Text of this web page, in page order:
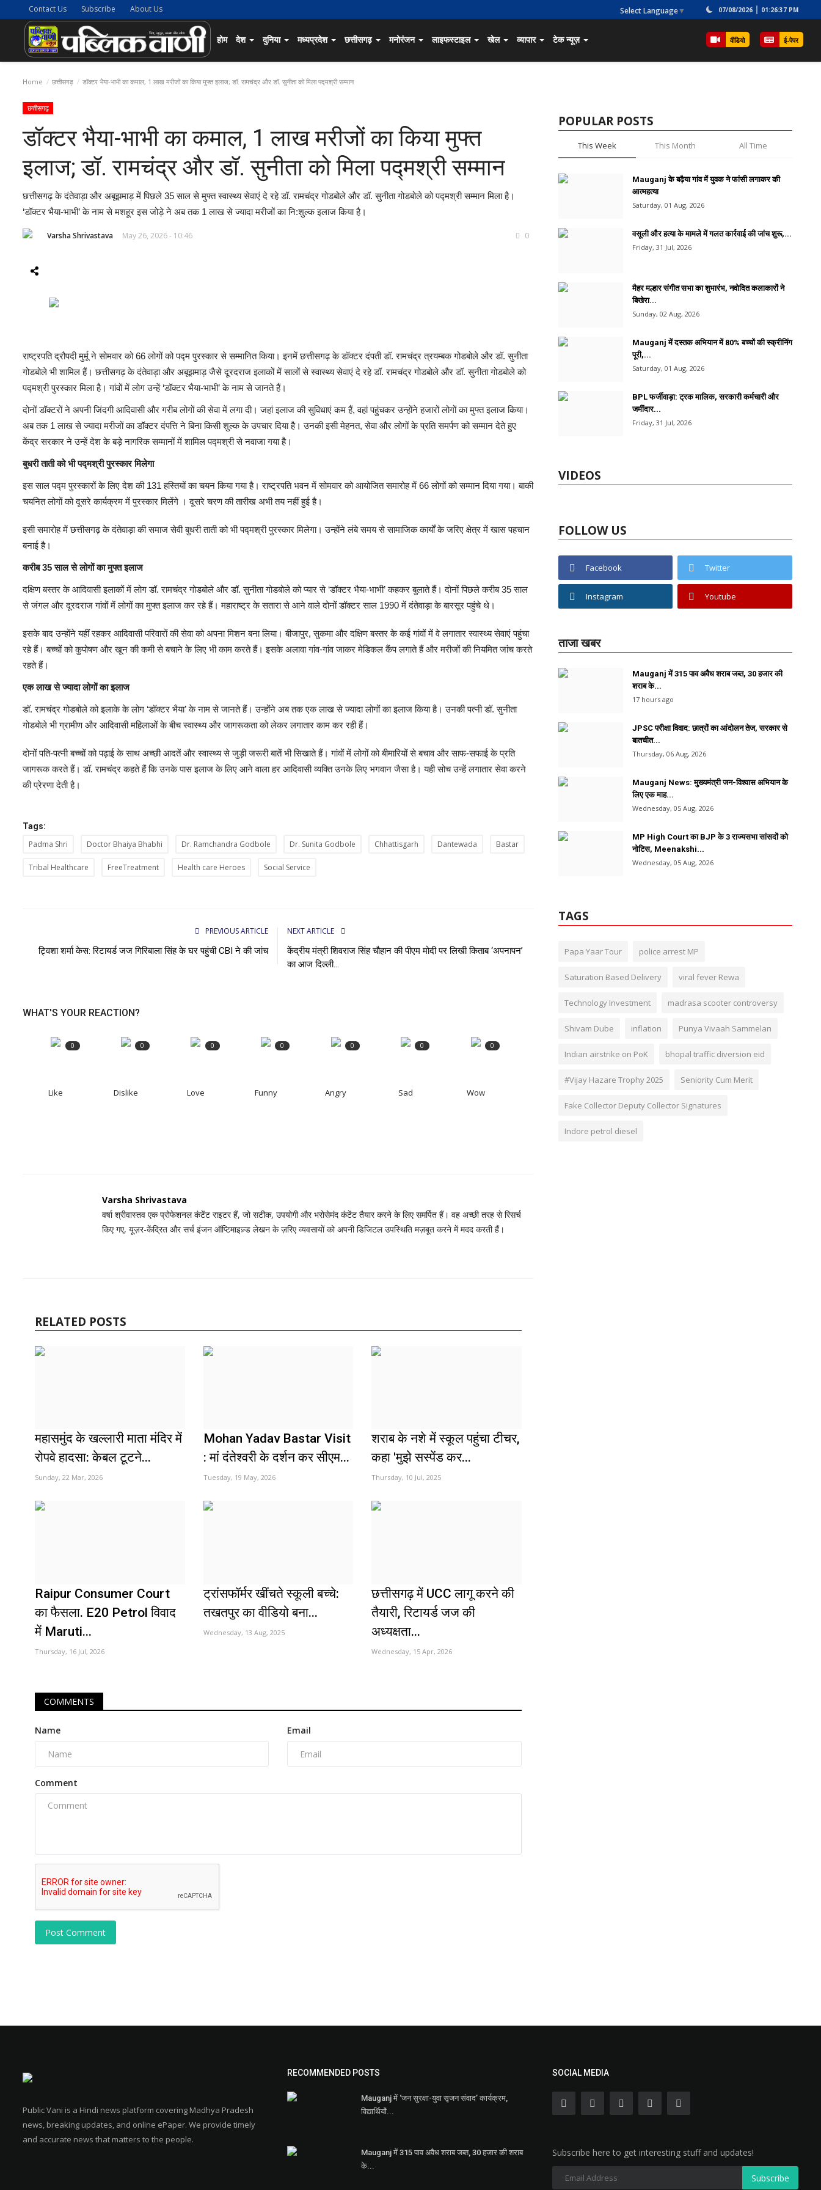
Contact Us Subscribe About Us Select Language▼ 07/08/2026 01:26:37 PM
होम देश दुनिया मध्यप्रदेश छत्तीसगढ़ मनोरंजन लाइफस्टाइल खेल व्यापार टेक न्यूज़ वीडियो ई-पेपर
Home छत्तीसगढ़ डॉक्टर भैया-भाभी का कमाल, 1 लाख मरीजों का किया मुफ्त इलाज; डॉ. रामचंद्र और डॉ. सुनीता को मिला पद्मश्री सम्मान
छत्तीसगढ़
डॉक्टर भैया-भाभी का कमाल, 1 लाख मरीजों का किया मुफ्त
इलाज; डॉ. रामचंद्र और डॉ. सुनीता को मिला पद्मश्री सम्मान
छत्तीसगढ़ के दंतेवाड़ा और अबूझमाड़ में पिछले 35 साल से मुफ्त स्वास्थ्य सेवाएं दे रहे डॉ. रामचंद्र गोडबोले और डॉ. सुनीता गोडबोले को पद्मश्री सम्मान मिला है।
‘डॉक्टर भैया-भाभी’ के नाम से मशहूर इस जोड़े ने अब तक 1 लाख से ज्यादा मरीजों का नि:शुल्क इलाज किया है।
Varsha Shrivastava May 26, 2026 - 10:46 0
राष्ट्रपति द्रौपदी मुर्मू ने सोमवार को 66 लोगों को पद्म पुरस्कार से सम्मानित किया। इनमें छत्तीसगढ़ के डॉक्टर दंपती डॉ. रामचंद्र त्रयम्बक गोडबोले और डॉ. सुनीता
गोडबोले भी शामिल हैं। छत्तीसगढ़ के दंतेवाड़ा और अबूझमाड़ जैसे दूरदराज इलाकों में सालों से स्वास्थ्य सेवाएं दे रहे डॉ. रामचंद्र गोडबोले और डॉ. सुनीता गोडबोले को
पद्मश्री पुरस्कार मिला है। गांवों में लोग उन्हें ‘डॉक्टर भैया-भाभी’ के नाम से जानते हैं।
दोनों डॉक्टरों ने अपनी जिंदगी आदिवासी और गरीब लोगों की सेवा में लगा दी। जहां इलाज की सुविधाएं कम हैं, वहां पहुंचकर उन्होंने हजारों लोगों का मुफ्त इलाज किया।
अब तक 1 लाख से ज्यादा मरीजों का डॉक्टर दंपत्ति ने बिना किसी शुल्क के उपचार दिया है। उनकी इसी मेहनत, सेवा और लोगों के प्रति समर्पण को सम्मान देते हुए
केंद्र सरकार ने उन्हें देश के बड़े नागरिक सम्मानों में शामिल पद्मश्री से नवाजा गया है।
बुधरी ताती को भी पद्मश्री पुरस्कार मिलेगा
इस साल पद्म पुरस्कारों के लिए देश की 131 हस्तियों का चयन किया गया है। राष्ट्रपति भवन में सोमवार को आयोजित समारोह में 66 लोगों को सम्मान दिया गया। बाकी
चयनित लोगों को दूसरे कार्यक्रम में पुरस्कार मिलेंगे । दूसरे चरण की तारीख अभी तय नहीं हुई है।
इसी समारोह में छत्तीसगढ़ के दंतेवाड़ा की समाज सेवी बुधरी ताती को भी पद्मश्री पुरस्कार मिलेगा। उन्होंने लंबे समय से सामाजिक कार्यों के जरिए क्षेत्र में खास पहचान
बनाई है।
करीब35साल से लोगों का मुफ्त इलाज
दक्षिण बस्तर के आदिवासी इलाकों में लोग डॉ. रामचंद्र गोडबोले और डॉ. सुनीता गोडबोले को प्यार से ‘डॉक्टर भैया-भाभी’ कहकर बुलाते हैं। दोनों पिछले करीब 35 साल
से जंगल और दूरदराज गांवों में लोगों का मुफ्त इलाज कर रहे हैं। महाराष्ट्र के सतारा से आने वाले दोनों डॉक्टर साल 1990 में दंतेवाड़ा के बारसूर पहुंचे थे।
इसके बाद उन्होंने यहीं रहकर आदिवासी परिवारों की सेवा को अपना मिशन बना लिया। बीजापुर, सुकमा और दक्षिण बस्तर के कई गांवों में वे लगातार स्वास्थ्य सेवाएं पहुंचा
रहे हैं। बच्चों को कुपोषण और खून की कमी से बचाने के लिए भी काम करते हैं। इसके अलावा गांव-गांव जाकर मेडिकल कैंप लगाते हैं और मरीजों की नियमित जांच करते
रहते हैं।
एक लाख से ज्यादा लोगों का इलाज
डॉ. रामचंद्र गोडबोले को इलाके के लोग ‘डॉक्टर भैया’ के नाम से जानते हैं। उन्होंने अब तक एक लाख से ज्यादा लोगों का इलाज किया है। उनकी पत्नी डॉ. सुनीता
गोडबोले भी ग्रामीण और आदिवासी महिलाओं के बीच स्वास्थ्य और जागरूकता को लेकर लगातार काम कर रही हैं।
दोनों पति-पत्नी बच्चों को पढ़ाई के साथ अच्छी आदतें और स्वास्थ्य से जुड़ी जरूरी बातें भी सिखाते हैं। गांवों में लोगों को बीमारियों से बचाव और साफ-सफाई के प्रति
जागरूक करते हैं। डॉ. रामचंद्र कहते हैं कि उनके पास इलाज के लिए आने वाला हर आदिवासी व्यक्ति उनके लिए भगवान जैसा है। यही सोच उन्हें लगातार सेवा करने
की प्रेरणा देती है।
Tags:
Padma Shri Doctor Bhaiya Bhabhi Dr. Ramchandra Godbole Dr. Sunita Godbole Chhattisgarh Dantewada Bastar
Tribal Healthcare FreeTreatment Health care Heroes Social Service
PREVIOUS ARTICLE
ट्विशा शर्मा केस: रिटायर्ड जज गिरिबाला सिंह के घर पहुंची CBI ने की जांच
NEXT ARTICLE
केंद्रीय मंत्री शिवराज सिंह चौहान की पीएम मोदी पर लिखी किताब ‘अपनापन’
का आज दिल्ली...
WHAT'S YOUR REACTION?
0
Like
0
Dislike
0
Love
0
Funny
0
Angry
0
Sad
0
Wow
Varsha Shrivastava
वर्षा श्रीवास्तव एक प्रोफेशनल कंटेंट राइटर हैं, जो सटीक, उपयोगी और भरोसेमंद कंटेंट तैयार करने के लिए समर्पित हैं। वह अच्छी तरह से रिसर्च
किए गए, यूज़र-केंद्रित और सर्च इंजन ऑप्टिमाइज़्ड लेखन के ज़रिए व्यवसायों को अपनी डिजिटल उपस्थिति मज़बूत करने में मदद करती हैं।
RELATED POSTS
महासमुंद के खल्लारी माता मंदिर में
रोपवे हादसा: केबल टूटने...
Sunday, 22 Mar, 2026
Mohan Yadav Bastar Visit
: मां दंतेश्वरी के दर्शन कर सीएम...
Tuesday, 19 May, 2026
शराब के नशे में स्कूल पहुंचा टीचर,
कहा 'मुझे सस्पेंड कर...
Thursday, 10 Jul, 2025
Raipur Consumer Court
का फैसला. E20 Petrol विवाद
में Maruti...
Thursday, 16 Jul, 2026
ट्रांसफॉर्मर खींचते स्कूली बच्चे:
तखतपुर का वीडियो बना...
Wednesday, 13 Aug, 2025
छत्तीसगढ़ में UCC लागू करने की
तैयारी, रिटायर्ड जज की
अध्यक्षता...
Wednesday, 15 Apr, 2026
COMMENTS
Name Email
Comment
Post Comment
POPULAR POSTS
This Week This Month All Time
Mauganj के बढ़ैया गांव में युवक ने फांसी लगाकर की
आत्महत्या
Saturday, 01 Aug, 2026
वसूली और हत्या के मामले में गलत कार्रवाई की जांच शुरू,...
Friday, 31 Jul, 2026
मैहर मल्हार संगीत सभा का शुभारंभ, नवोदित कलाकारों ने
बिखेरा...
Sunday, 02 Aug, 2026
Mauganj में दस्तक अभियान में 80% बच्चों की स्क्रीनिंग
पूरी,...
Saturday, 01 Aug, 2026
BPL फर्जीवाड़ा: ट्रक मालिक, सरकारी कर्मचारी और
जमींदार...
Friday, 31 Jul, 2026
VIDEOS
FOLLOW US
Facebook Twitter
Instagram Youtube
ताजा खबर
Mauganj में 315 पाव अवैध शराब जब्त, 30 हजार की
शराब के...
17 hours ago
JPSC परीक्षा विवाद: छात्रों का आंदोलन तेज, सरकार से
बातचीत...
Thursday, 06 Aug, 2026
Mauganj News: मुख्यमंत्री जन-विश्वास अभियान के
लिए एक माह...
Wednesday, 05 Aug, 2026
MP High Court का BJP के 3 राज्यसभा सांसदों को
नोटिस, Meenakshi...
Wednesday, 05 Aug, 2026
TAGS
Papa Yaar Tour police arrest MP
Saturation Based Delivery viral fever Rewa
Technology Investment madrasa scooter controversy
Shivam Dube inflation Punya Vivaah Sammelan
Indian airstrike on PoK bhopal traffic diversion eid
#Vijay Hazare Trophy 2025 Seniority Cum Merit
Fake Collector Deputy Collector Signatures
Indore petrol diesel
Public Vani is a Hindi news platform covering Madhya Pradesh
news, breaking updates, and online ePaper. We provide timely
and accurate news that matters to the people.
RECOMMENDED POSTS
Mauganj में ‘जन सुरक्षा-युवा सृजन संवाद’ कार्यक्रम,
विद्यार्थियों...
Mauganj में 315 पाव अवैध शराब जब्त, 30 हजार की शराब
के...
SOCIAL MEDIA
Subscribe here to get interesting stuff and updates!
Subscribe